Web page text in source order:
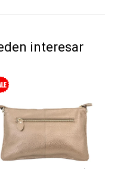
interesar